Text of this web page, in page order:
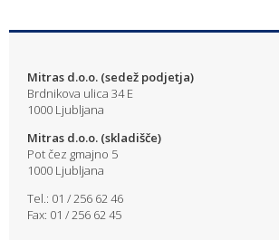
Mitras d.o.o. (sedež podjetja)
Brdnikova ulica 34 E
1000 Ljubljana
Mitras d.o.o. (skladišče)
Pot čez gmajno 5
1000 Ljubljana
Tel.: 01 / 256 62 46
Fax: 01 / 256 62 45